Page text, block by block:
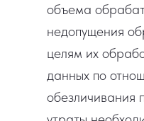
объема
недопущения
целям их
данных по
обезличивания